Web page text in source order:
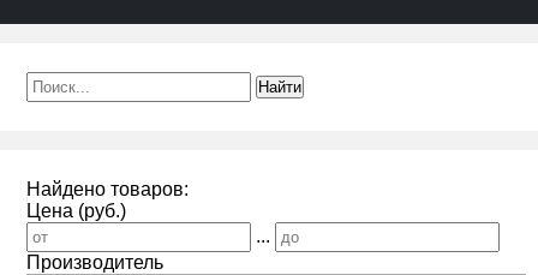
Найдено товаров:
Цена (руб.)
...
Производитель